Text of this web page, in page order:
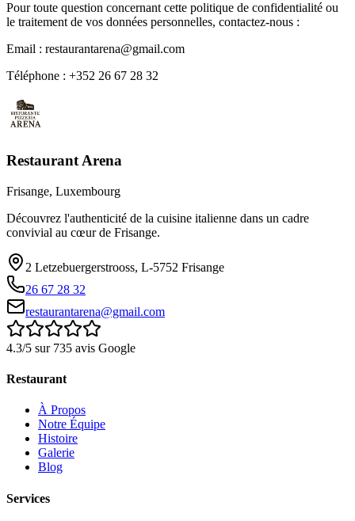
Pour toute question concernant cette politique de confidentialité ou
le traitement de vos données personnelles, contactez-nous :
Email : restaurantarena@gmail.com
Téléphone : +352 26 67 28 32
Restaurant Arena
Frisange, Luxembourg
Découvrez l'authenticité de la cuisine italienne dans un cadre
convivial au cœur de Frisange.
2 Letzebuergerstrooss, L-5752 Frisange
26 67 28 32
restaurantarena@gmail.com
4.3/5 sur 735 avis Google
Restaurant
À Propos
Notre Équipe
Histoire
Galerie
Blog
Services